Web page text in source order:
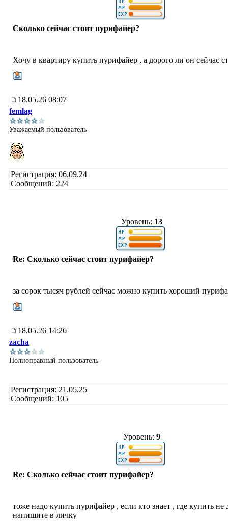
Сколько сейчас стоит пурифайер?
Хочу в квартиру купить пурифайер , а дорого ли он сейчас
18.05.26 08:07
femlag
Уважаемый пользователь
Регистрация: 06.09.24
Сообщений: 224
Уровень: 13
Re: Сколько сейчас стоит пурифайер?
за сорок тысяч рублей сейчас можно купить хороший
18.05.26 14:26
zacha
Полноправный пользователь
Регистрация: 21.05.25
Сообщений: 105
Уровень: 9
Re: Сколько сейчас стоит пурифайер?
тоже надо купить пурифайер , если кто знает , где купить не
напишите в личку